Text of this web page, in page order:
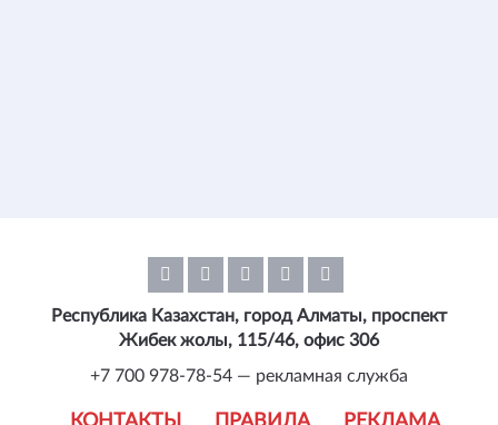
Республика Казахстан, город Алматы, проспект
Жибек жолы, 115/46, офис 306
+7 700 978-78-54 — рекламная служба